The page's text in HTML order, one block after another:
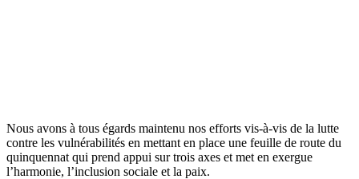
Nous avons à tous égards maintenu nos efforts vis-à-vis de la lutte
contre les vulnérabilités en mettant en place une feuille de route du
quinquennat qui prend appui sur trois axes et met en exergue
l’harmonie, l’inclusion sociale et la paix.